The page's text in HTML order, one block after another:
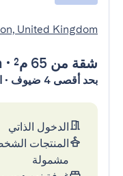
United Kingdom
شقة من 65 م² •
بحد أقصى 4 ضيوف • الطابق الأرضي
الدخول الذاتي
المنتجات
مشمولة